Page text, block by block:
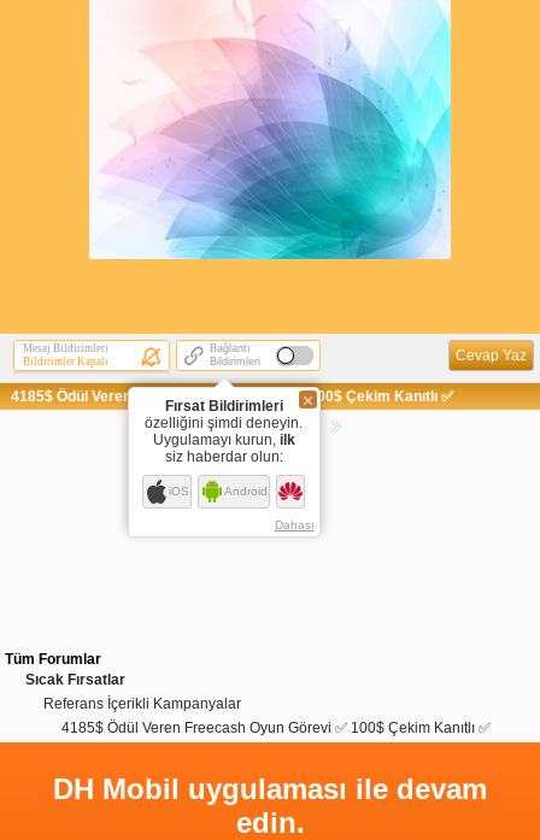
Mesaj Bildirimleri
Bildirimler Kapalı
Bağlantı
Bildirimleri
Fırsat Bildirimleri
özelliğini şimdi deneyin.
Uygulamayı kurun, ilk
siz haberdar olun:
iOS Android
Dahası
Cevap Yaz
4185$ Ödül Veren Freecash Oyun Görevi ✅ 100$ Çekim Kanıtlı ✅
Sayfaya Git
Tüm Forumlar
Sıcak Fırsatlar
Referans İçerikli Kampanyalar
4185$ Ödül Veren Freecash Oyun Görevi ✅ 100$ Çekim Kanıtlı ✅
DH Mobil uygulaması ile devam
edin.